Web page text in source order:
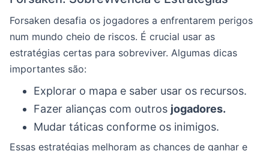
Forsaken desafia os jogadores a enfrentarem perigos
num mundo cheio de riscos. É crucial usar as
estratégias certas para sobreviver. Algumas dicas
importantes são:
Explorar o mapa e saber usar os recursos.
Fazer alianças com outros jogadores.
Mudar táticas conforme os inimigos.
Essas estratégias melhoram as chances de ganhar e